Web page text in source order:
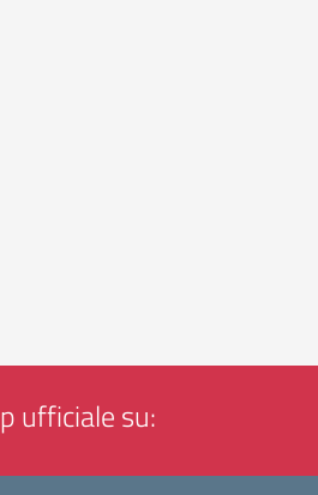
ufficiale su: